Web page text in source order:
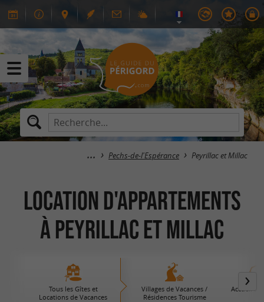
Pechs-de-l'Espérance Peyrillac et Millac
Location d'Appartements
à Peyrillac et Millac
Tous les Gîtes et
Locations de Vacances
Villages de Vacances /
Résidences Tourisme
Accueil à